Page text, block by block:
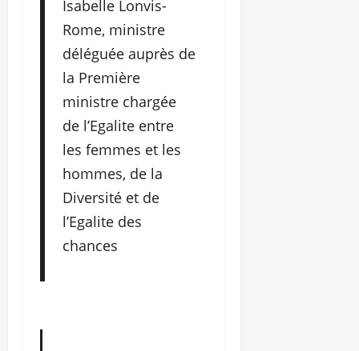
Isabelle Lonvis-
Rome, ministre
déléguée auprès de
la Première
ministre chargée
de l’Egalite entre
les femmes et les
hommes, de la
Diversité et de
l’Egalite des
chances